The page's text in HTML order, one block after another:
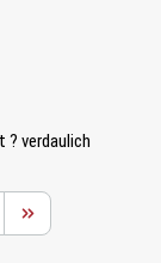
verdaulich